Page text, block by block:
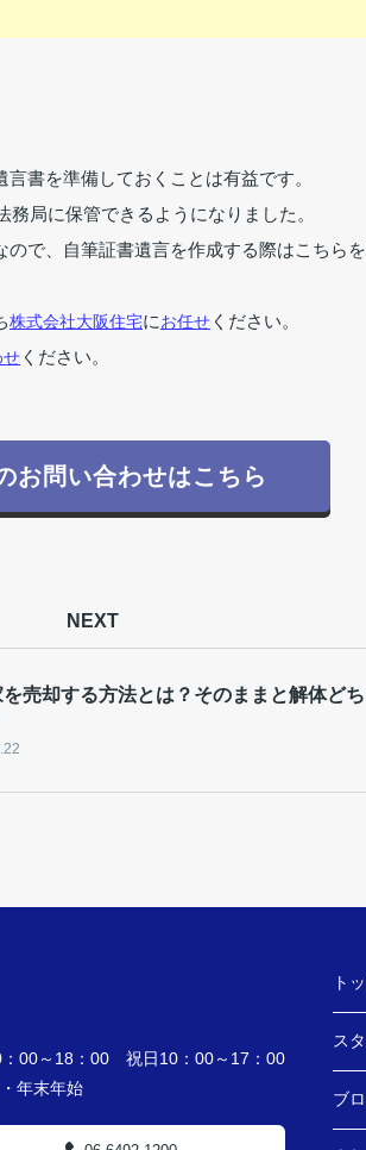
書を準備しておくことは有益です。
局に保管できるようになりました。
で、自筆証書遺言を作成する際はこちら
株式会社大阪住宅にお任せ ください。
せ ください。
お問い合わせはこちら
NEXT
を売却する方法とは？そのままと解体ど
00～18：00 祝日10：00～17：00
・年末年始
ト
ス
ブ